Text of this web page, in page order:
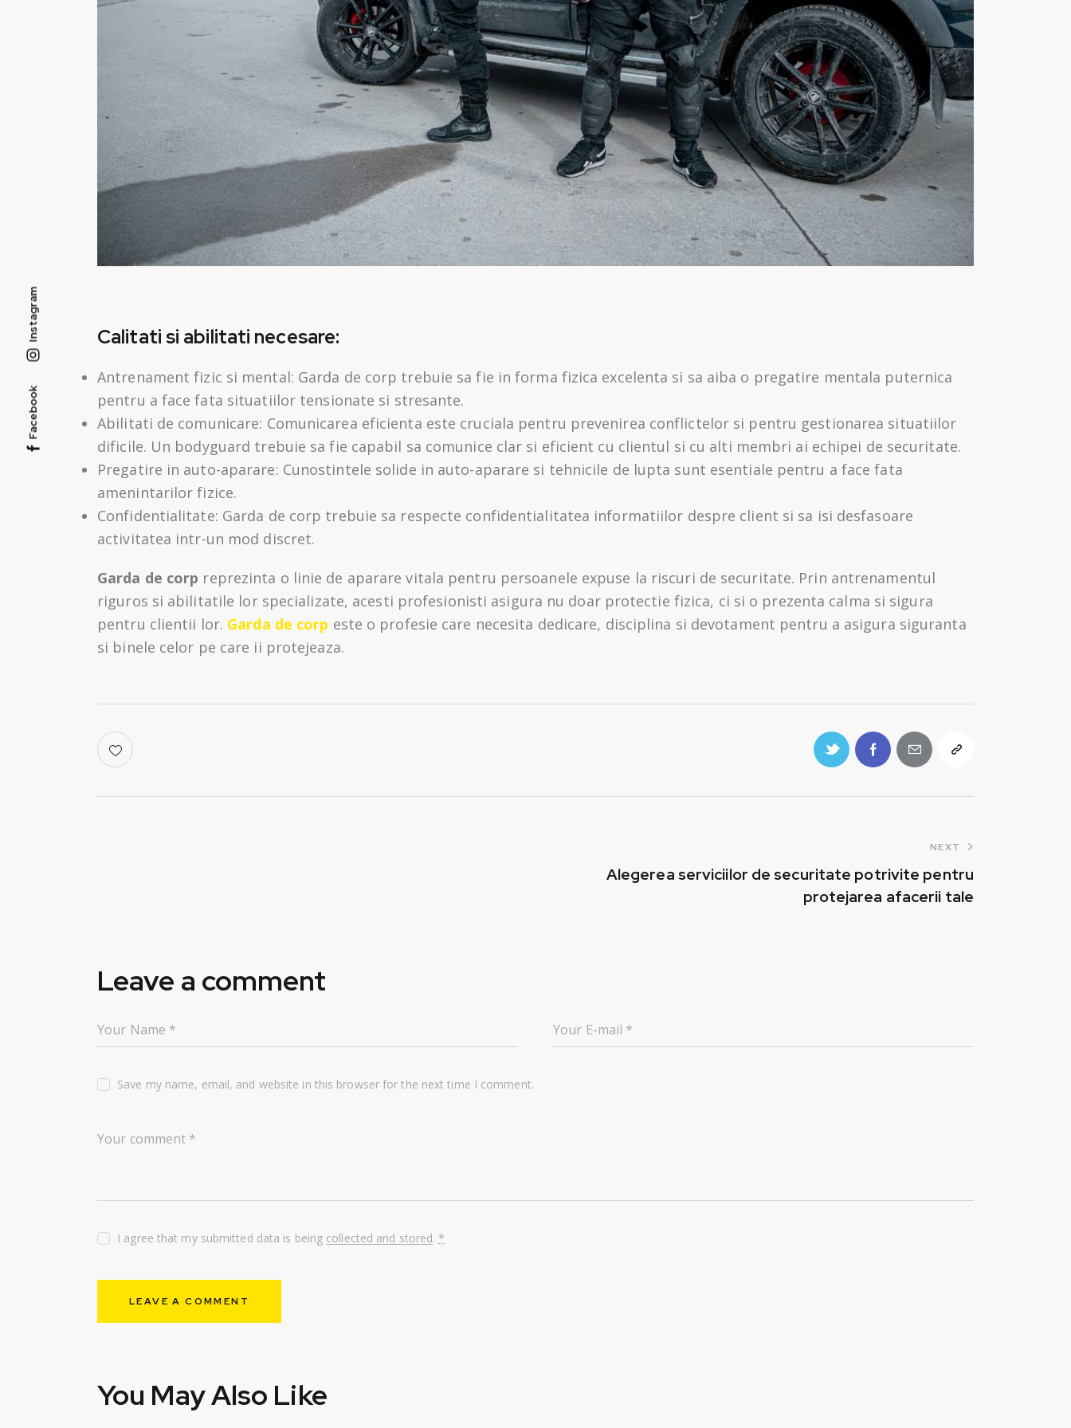
Calitati si abilitati necesare:
Antrenament fizic si mental: Garda de corp trebuie sa fie in forma fizica excelenta si sa aiba o pregatire mentala puternica
pentru a face fata situatiilor tensionate si stresante.
Abilitati de comunicare: Comunicarea eficienta este cruciala pentru prevenirea conflictelor si pentru gestionarea situatiilor
dificile. Un bodyguard trebuie sa fie capabil sa comunice clar si eficient cu clientul si cu alti membri ai echipei de securitate.
Pregatire in auto-aparare: Cunostintele solide in auto-aparare si tehnicile de lupta sunt esentiale pentru a face fata
amenintarilor fizice.
Confidentialitate: Garda de corp trebuie sa respecte confidentialitatea informatiilor despre client si sa isi desfasoare
activitatea intr-un mod discret.
Garda de corp reprezinta o linie de aparare vitala pentru persoanele expuse la riscuri de securitate. Prin antrenamentul
riguros si abilitatile lor specializate, acesti profesionisti asigura nu doar protectie fizica, ci si o prezenta calma si sigura
pentru clientii lor. Garda de corp este o profesie care necesita dedicare, disciplina si devotament pentru a asigura siguranta
si binele celor pe care ii protejeaza.
NEXT
Alegerea serviciilor de securitate potrivite pentru
protejarea afacerii tale
Leave a comment
Save my name, email, and website in this browser for the next time I comment.
I agree that my submitted data is being collected and stored. *
You May Also Like
Facebook
Instagram